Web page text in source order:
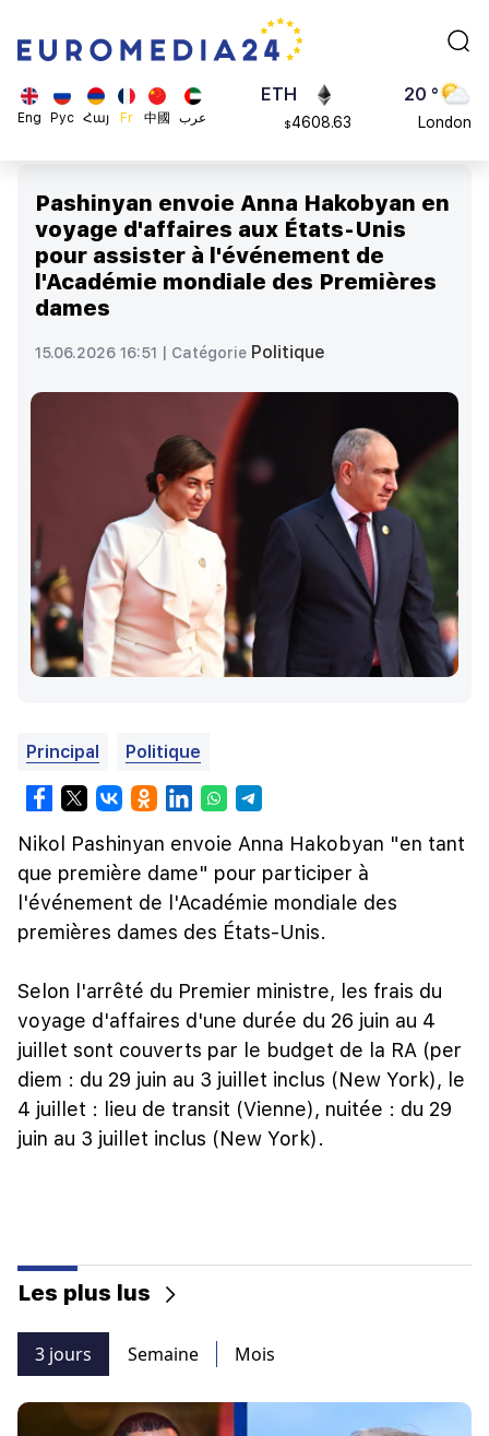
Eng Рус Հայ Fr 中國 عرب
ADA
0.868816
ETH
$4608.63
20 °
London
23 °
Rome
Pashinyan envoie Anna Hakobyan en
voyage d'affaires aux États-Unis
pour assister à l'événement de
l'Académie mondiale des Premières
dames
15.06.2026 16:51 | Catégorie Politique
Principal Politique
Nikol Pashinyan envoie Anna Hakobyan "en tant
que première dame" pour participer à
l'événement de l'Académie mondiale des
premières dames des États-Unis.
Selon l'arrêté du Premier ministre, les frais du
voyage d'affaires d'une durée du 26 juin au 4
juillet sont couverts par le budget de la RA (per
diem : du 29 juin au 3 juillet inclus (New York), le
4 juillet : lieu de transit (Vienne), nuitée : du 29
juin au 3 juillet inclus (New York).
Les plus lus
3 jours Semaine Mois